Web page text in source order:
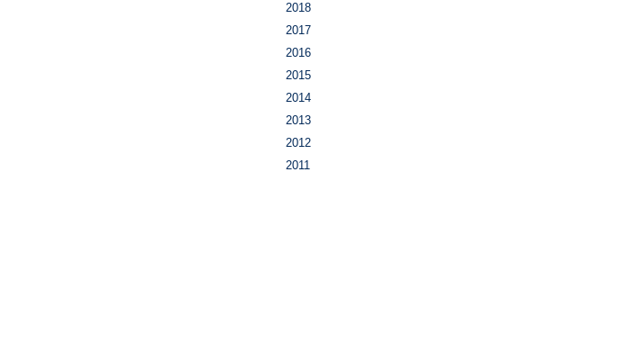
2018
2017
2016
2015
2014
2013
2012
2011